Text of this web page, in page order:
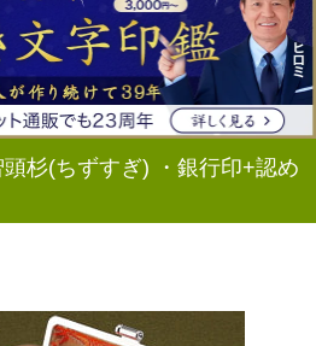
杉(ちずすぎ) ・銀行印+認め